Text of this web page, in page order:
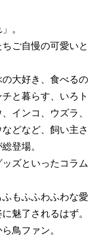
。
ご自慢の可愛いと
大好き、食べるの
と暮らす、いろト
インコ、ウズラ、
どなど、飼い主さ
登場。
ズといったコラム
もふふわふわな愛
魅了されるはず。
鳥ファン。